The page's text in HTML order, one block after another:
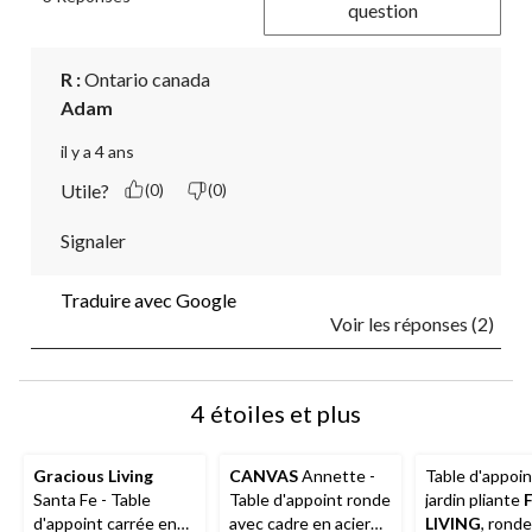
question
R : Ontario canada
Adam
il y a 4 ans
Utile? (0) (0)
Signaler
Traduire avec Google
Voir les réponses (2)
4 étoiles et plus
Gracious Living
Santa Fe - Table
d'appoint carrée en
CANVASAnnette -
Table d'appoint ronde
avec cadre en acier
Table
jardin pliante
LIVING,